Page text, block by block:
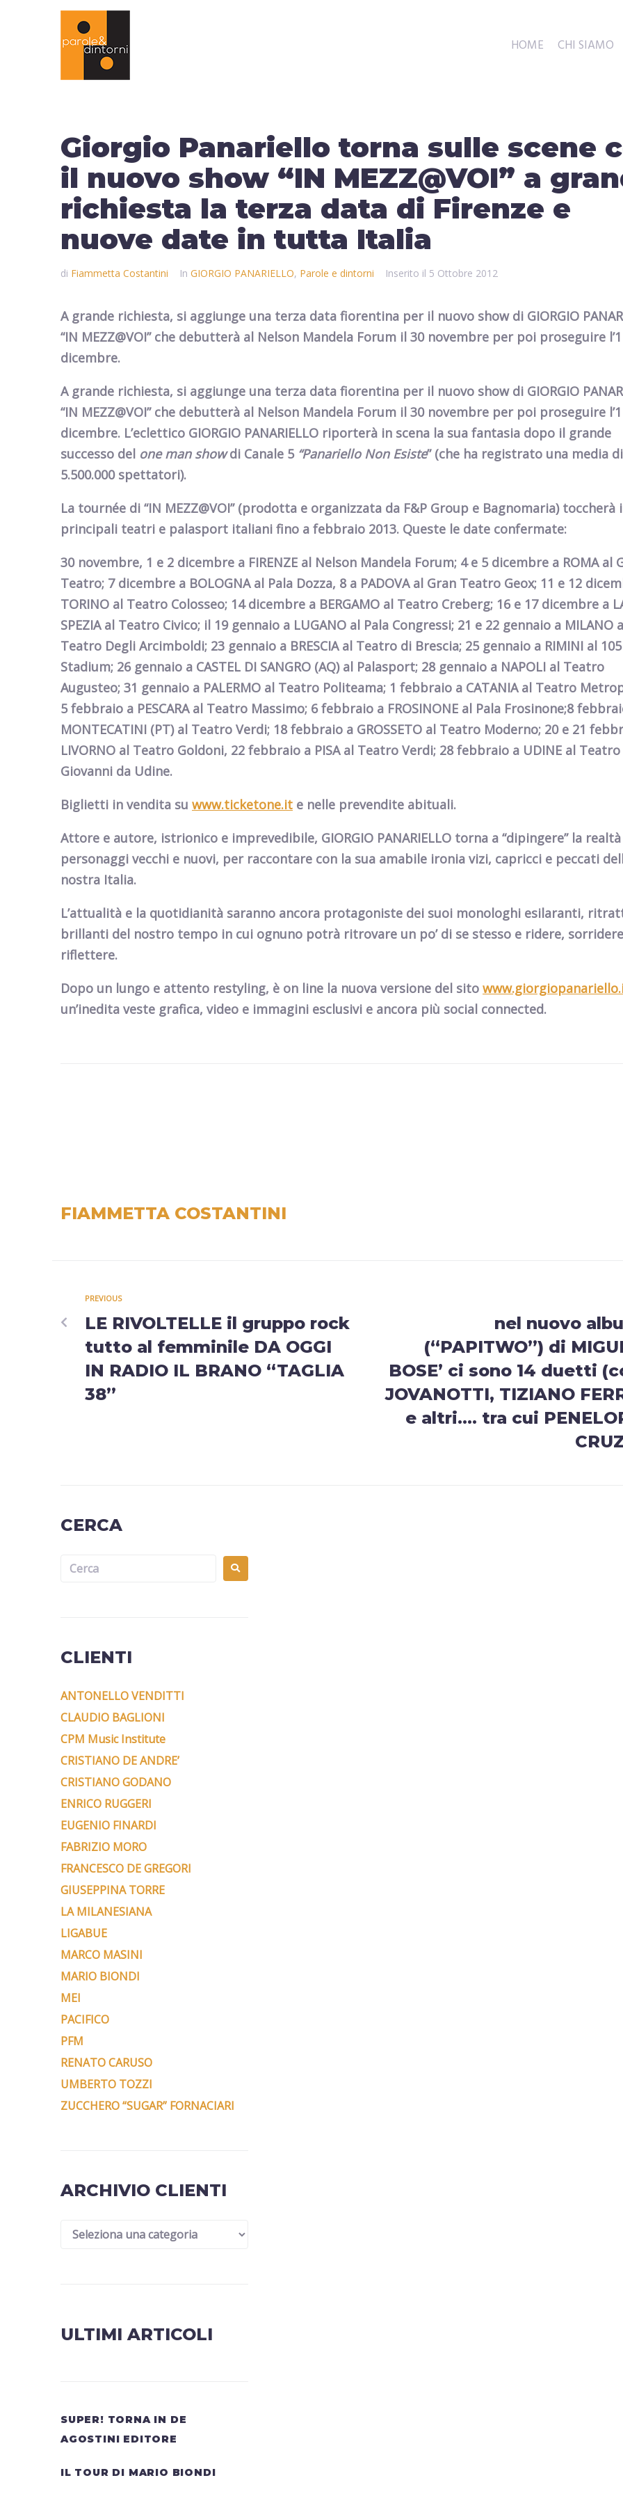
HOME CHI SIAMO
Giorgio Panariello torna sulle scene
il nuovo show “IN MEZZ@VOI” a
richiesta la terza data di Firenze e
nuove date in tutta Italia
di Fiammetta Costantini In GIORGIO PANARIELLO, Parole e dintorni Inserito il 5 Ottobre 2012
A grande richiesta, si aggiunge una terza data fiorentina per il nuovo show di GIORGIO
“IN MEZZ@VOI” che debutterà al Nelson Mandela Forum il 30 novembre per poi proseguire
dicembre.
A grande richiesta, si aggiunge una terza data fiorentina per il nuovo show di GIORGIO
“IN MEZZ@VOI” che debutterà al Nelson Mandela Forum il 30 novembre per poi proseguire
dicembre. L’eclettico GIORGIO PANARIELLO riporterà in scena la sua fantasia dopo il grande
successo del one man showdi Canale 5 “Panariello Non Esiste”(che ha registrato una media di
5.500.000 spettatori).
La tournée di “IN MEZZ@VOI” (prodotta e organizzata da F&P Group e Bagnomaria) toccherà i
principali teatri e palasport italiani fino a febbraio 2013. Queste le date confermate:
30 novembre, 1 e 2 dicembre a FIRENZE al Nelson Mandela Forum; 4e 5 dicembre a ROMAal
Teatro; 7 dicembre a BOLOGNAal Pala Dozza, 8 a PADOVAal Gran Teatro Geox; 11 e 12
TORINO al Teatro Colosseo; 14 dicembre a BERGAMO al Teatro Creberg; 16e 17 dicembre a
SPEZIAal Teatro Civico; il 19gennaio a LUGANO al Pala Congressi; 21 e 22 gennaio a MILANO
Teatro Degli Arcimboldi; 23 gennaio a BRESCIAal Teatro di Brescia; 25 gennaio a RIMINI al 105
Stadium; 26 gennaio a CASTEL DI SANGRO (AQ) al Palasport; 28 gennaio a NAPOLI al Teatro
Augusteo; 31 gennaio a PALERMO al Teatro Politeama; 1 febbraio a CATANIAal Teatro
5 febbraio a PESCARAal Teatro Massimo; 6 febbraio a FROSINONE al Pala Frosinone;8
MONTECATINI (PT)al Teatro Verdi; 18 febbraio a GROSSETO al Teatro Moderno; 20 e 21
LIVORNO al Teatro Goldoni, 22 febbraio a PISAal Teatro Verdi; 28 febbraio a UDINE al Teatro
Giovanni da Udine.
Biglietti in vendita su www.ticketone.it e nelle prevendite abituali.
Attore e autore, istrionico e imprevedibile, GIORGIO PANARIELLO torna a “dipingere” la
personaggi vecchi e nuovi, per raccontare con la sua amabile ironia vizi, capricci e peccati
nostra Italia.
L’attualità e la quotidianità saranno ancora protagoniste dei suoi monologhi esilaranti,
brillanti del nostro tempo in cui ognuno potrà ritrovare un po’ di se stesso e ridere,
riflettere.
Dopo un lungo e attento restyling, è on line la nuova versione del sito
un’inedita veste grafica, video e immagini esclusivi e ancora più social connected.
FIAMMETTA COSTANTINI
PREVIOUS
LE RIVOLTELLE il gruppo rock
tutto al femminile DA OGGI
IN RADIO IL BRANO “TAGLIA
38”
nel nuovo
(“PAPITWO”) di
BOSE’ ci sono 14 duetti
JOVANOTTI, TIZIANO
e altri…. tra cui
CERCA
CLIENTI
ANTONELLO VENDITTI
CLAUDIO BAGLIONI
CPM Music Institute
CRISTIANO DE ANDRE’
CRISTIANO GODANO
ENRICO RUGGERI
EUGENIO FINARDI
FABRIZIO MORO
FRANCESCO DE GREGORI
GIUSEPPINA TORRE
LA MILANESIANA
LIGABUE
MARCO MASINI
MARIO BIONDI
MEI
PACIFICO
PFM
RENATO CARUSO
UMBERTO TOZZI
ZUCCHERO “SUGAR” FORNACIARI
ARCHIVIO CLIENTI
ULTIMI ARTICOLI
SUPER! TORNA IN DE
AGOSTINI EDITORE
IL TOUR DI MARIO BIONDI